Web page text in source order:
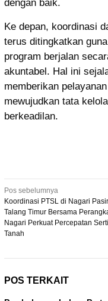
dengan baik.
Ke depan, koordinasi
terus ditingkatkan
program berjalan
akuntabel. Hal ini
memberikan
mewujudkan tata
berkeadilan.
Navigasi
pos
Pos sebelumnya
Koordinasi PTSL di Nagari Pasir
Talang Timur Bersama
Nagari Perkuat Percepatan
Tanah
POS TERKAIT